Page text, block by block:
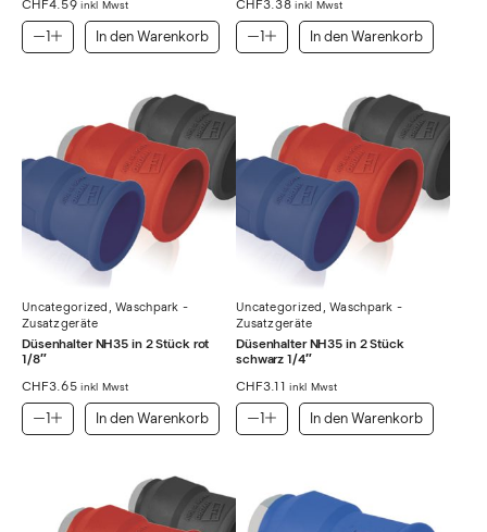
CHF4.59 inkl Mwst
In den Warenkorb
CHF3.38 inkl Mwst
In den Warenkorb
Uncategorized ,Waschpark -
Zusatzgeräte
Düsenhalter NH35 in 2 Stück rot
1/8″
CHF3.65 inkl Mwst
In den Warenkorb
Uncategorized ,Waschpark -
Zusatzgeräte
Düsenhalter NH35 in 2 Stück
schwarz 1/4″
CHF3.11 inkl Mwst
In den Warenkorb